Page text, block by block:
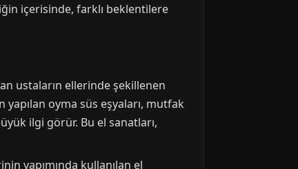
içerisinde, farklı beklentilere
ustaların ellerinde şekillenen
yapılan oyma süs eşyaları, mutfak
ilgi görür. Bu el sanatları,
yapımında kullanılan el